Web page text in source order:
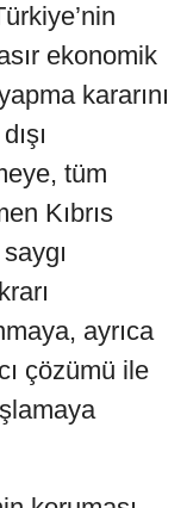
ekonomik
kararını
tüm
Kıbrıs
ayrıca
çözümü ile